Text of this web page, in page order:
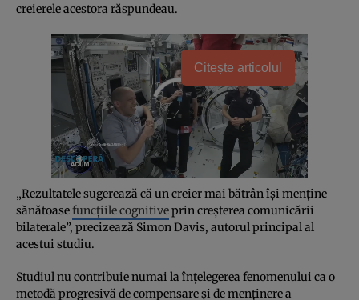
creierele acestora răspundeau.
Citește articolul
„Rezultatele sugerează că un creier mai bătrân îşi menţine
sănătoasefuncţiile cognitiveprin creşterea comunicării
bilaterale”, precizează Simon Davis, autorul principal al
acestui studiu.
Studiul nu contribuie numai la înţelegerea fenomenului ca o
metodă progresivă de compensare şi de menţinere a